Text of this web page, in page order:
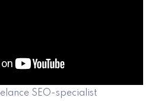
SEO-specialist